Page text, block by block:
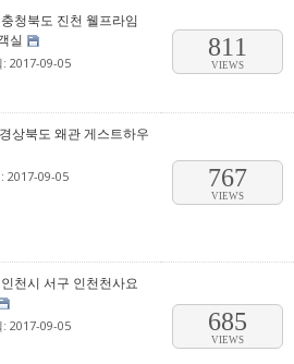
청북도 진천 웰프라임
실
: 2017-09-05
811
VIEWS
상북도 왜관 게스트하우
2017-09-05 767
VIEWS
천시 서구 인천천사요
: 2017-09-05 685
VIEWS